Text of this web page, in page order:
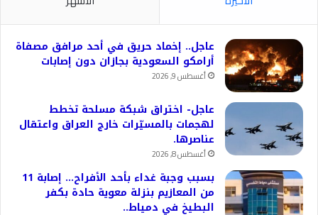
عاجل.. إخماد حريق في أحد مرافق مصفاة
أرامكو السعودية بجازان دون إصابات
أغسطس 9, 2026
عاجل- اختراق شبكة مسلحة تخطط
لهجمات بالمسيّرات خارج العراق واعتقال
عناصرها.
أغسطس 8, 2026
بسبب وجبة غداء بأحد الأفراح… إصابة 11
من المعازيم بنزلة معوية حادة بكفر
البطيخ في دمياط..